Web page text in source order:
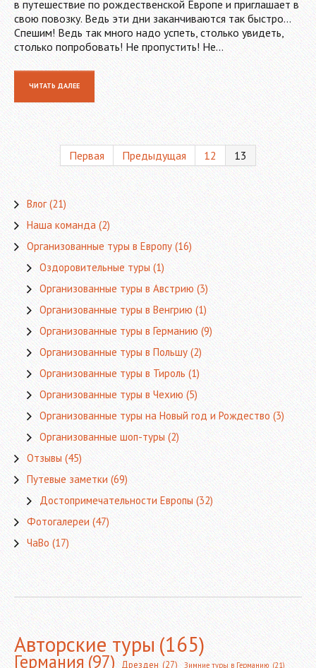
в путешествие по рождественской Европе и приглашает в
свою повозку. Ведь эти дни заканчиваются так быстро…
Спешим! Ведь так много надо успеть, столько увидеть,
столько попробовать! Не пропустить! Не…
ЧИТАТЬ ДАЛЕЕ
Первая Предыдущая 12 13
Влог(21)
Наша команда(2)
Организованные туры в Европу(16)
Оздоровительные туры(1)
Организованные туры в Австрию(3)
Организованные туры в Венгрию(1)
Организованные туры в Германию(9)
Организованные туры в Польшу(2)
Организованные туры в Тироль(1)
Организованные туры в Чехию(5)
Организованные туры на Новый год и Рождество(3)
Организованные шоп-туры(2)
Отзывы(45)
Путевые заметки(69)
Достопримечательности Европы(32)
Фотогалереи(47)
ЧаВо(17)
Авторские туры(165)
Германия(97) Дрезден (27) Зимние туры в Германию (21)